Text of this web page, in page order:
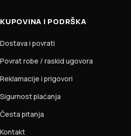
KUPOVINA I PODRŠKA
Dostava i povrati
Povrat robe / raskid ugovora
Reklamacije i prigovori
Sigurnost plaćanja
Česta pitanja
Kontakt